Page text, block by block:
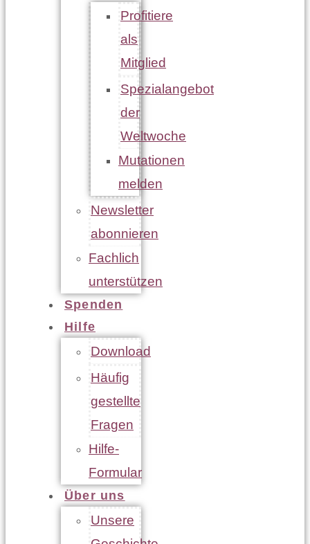
Profitiere
als
Mitglied
Spezialangebot
der
Weltwoche
Mutationen
melden
Newsletter
abonnieren
Fachlich
unterstützen
Spenden
Hilfe
Download
Häufig
gestellte
Fragen
Hilfe-
Formular
Über uns
Unsere